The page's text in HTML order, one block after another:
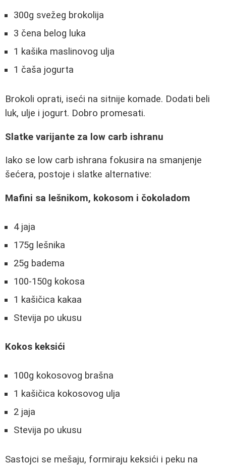
300g svežeg brokolija
3 čena belog luka
1 kašika maslinovog ulja
1 čaša jogurta
Brokoli oprati, iseći na sitnije komade. Dodati beli
luk, ulje i jogurt. Dobro promesati.
Slatke varijante za low carb ishranu
Iako se low carb ishrana fokusira na smanjenje
šećera, postoje i slatke alternative:
Mafini sa lešnikom, kokosom i čokoladom
4 jaja
175g lešnika
25g badema
100-150g kokosa
1 kašičica kakaa
Stevija po ukusu
Kokos keksići
100g kokosovog brašna
1 kašičica kokosovog ulja
2 jaja
Stevija po ukusu
Sastojci se mešaju, formiraju keksići i peku na